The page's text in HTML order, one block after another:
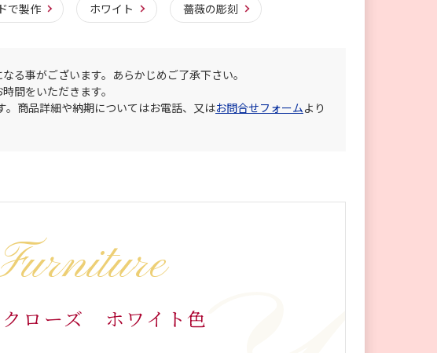
で製作 ホワイト 薔薇の彫刻
る事がございます。あらかじめご了承下さい。
間をいただきます。
商品詳細や納期についてはお電話、又はお問合せフォームより
クローズ ホワイト色